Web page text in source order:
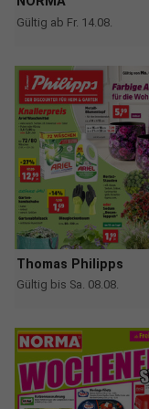
Gültig ab Fr. 14.08.
Thomas Philipps
Gültig bis Sa. 08.08.